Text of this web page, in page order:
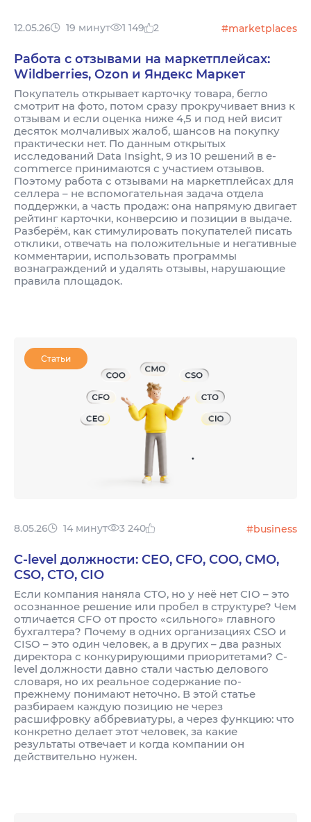
12.05.26 19 минут 1 149 2 #marketplaces
Работа с отзывами на маркетплейсах:
Wildberries, Ozon и Яндекс Маркет
Покупатель открывает карточку товара, бегло
смотрит на фото, потом сразу прокручивает вниз к
отзывам и если оценка ниже 4,5 и под ней висит
десяток молчаливых жалоб, шансов на покупку
практически нет. По данным открытых
исследований Data Insight, 9 из 10 решений в e-
commerce принимаются с участием отзывов.
Поэтому работа с отзывами на маркетплейсах для
селлера – не вспомогательная задача отдела
поддержки, а часть продаж: она напрямую двигает
рейтинг карточки, конверсию и позиции в выдаче.
Разберём, как стимулировать покупателей писать
отклики, отвечать на положительные и негативные
комментарии, использовать программы
вознаграждений и удалять отзывы, нарушающие
правила площадок.
Статьи
8.05.26 14 минут 3 240 #business
C-level должности: CEO, CFO, COO, CMO,
CSO, CTO, CIO
Если компания наняла CTO, но у неё нет CIO – это
осознанное решение или пробел в структуре? Чем
отличается CFO от просто «сильного» главного
бухгалтера? Почему в одних организациях CSO и
CISO – это один человек, а в других – два разных
директора с конкурирующими приоритетами? C-
level должности давно стали частью делового
словаря, но их реальное содержание по-
прежнему понимают неточно. В этой статье
разбираем каждую позицию не через
расшифровку аббревиатуры, а через функцию: что
конкретно делает этот человек, за какие
результаты отвечает и когда компании он
действительно нужен.